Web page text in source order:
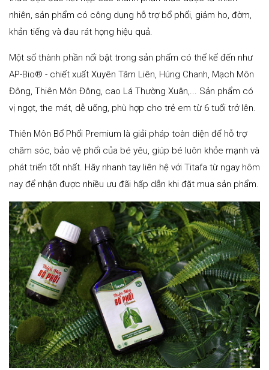
nhiên, sản phẩm có công dụng hỗ trợ bổ phổi, giảm ho, đờm,
khản tiếng và đau rát họng hiệu quả.
Một số thành phần nổi bật trong sản phẩm có thể kể đến như
AP-Bio® - chiết xuất Xuyên Tâm Liên, Húng Chanh, Mạch Môn
Đông, Thiên Môn Đông, cao Lá Thường Xuân,... Sản phẩm có
vị ngọt, the mát, dễ uống, phù hợp cho trẻ em từ 6 tuổi trở lên.
Thiên Môn Bổ Phổi Premium là giải pháp toàn diện để hỗ trợ
chăm sóc, bảo vệ phổi của bé yêu, giúp bé luôn khỏe mạnh và
phát triển tốt nhất. Hãy nhanh tay liên hệ với Titafa từ ngay hôm
nay để nhận được nhiều ưu đãi hấp dẫn khi đặt mua sản phẩm.